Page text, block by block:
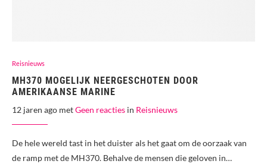
Reisnieuws
MH370 MOGELIJK NEERGESCHOTEN DOOR
AMERIKAANSE MARINE
12 jaren ago metGeen reacties in Reisnieuws
De hele wereld tast in het duister als het gaat om de oorzaak van
de ramp met de MH370. Behalve de mensen die geloven in…